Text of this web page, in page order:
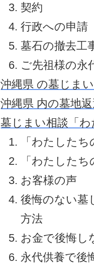
契約
行政への申請
墓石の撤去工
ご先祖様の永
沖縄県 の墓じま
沖縄県 内の墓地
墓じまい相談「
「わたした
「わたした
お客様の声
後悔のない墓
方法
お金で後悔し
永代供養で後